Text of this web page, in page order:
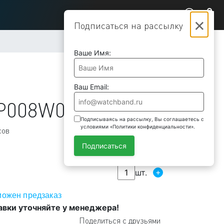
×
Подписаться на рассылку
Ваше Имя:
Ваш Email:
Подписываясь на рассылку, Вы соглашаетесь с
условиями «Политики конфиденциальности».
Подписаться
шт. +
предзаказ
уточняйте у менеджера!
Поделиться с друзьями